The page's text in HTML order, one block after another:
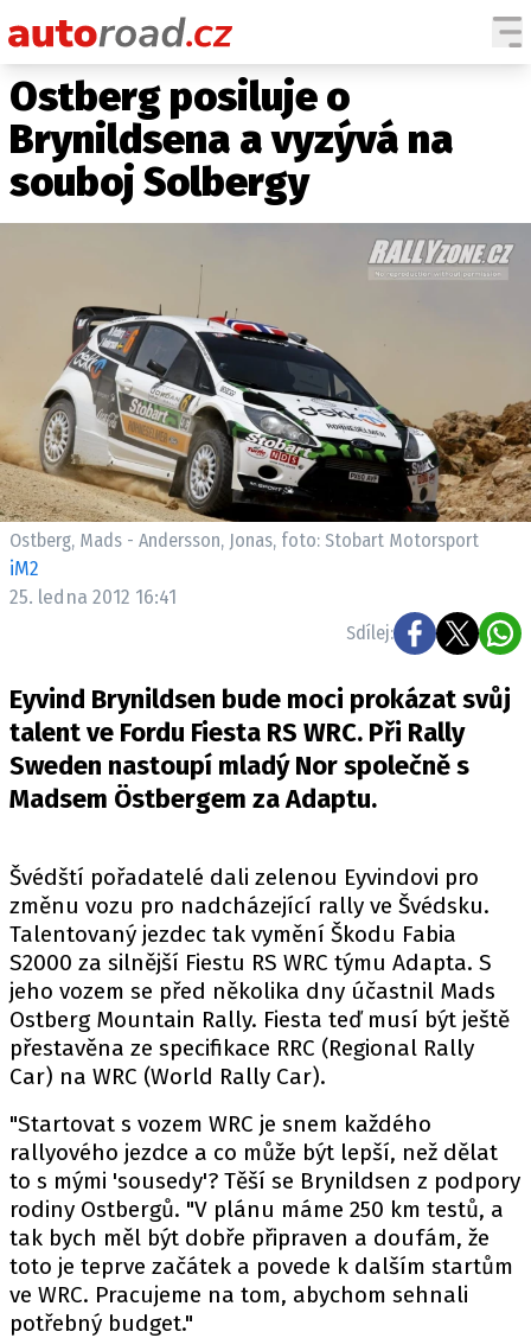
AUTA
TESTY AUT
NOVINKY
ZAJÍMAVOSTI
TECHNIKA
EKONOMIKA
ČESKÝ TRH
TUNING
PROFI
ELEKTRO
TESTY ELEKTROMOBILŮ
RALLY
OSTATNÍ
DAKAR
Z DOMOVA
ZE SVĚTA
MOTORSPORT
PIT LANE
FIA CEZ & POHÁRY
MEZINÁRODNÍ SCÉNA
SLEDUJTE NÁS NA|
Máte příběh, fotku nebo video?
Ostberg posiluje o
Brynildsena a vyzývá na
souboj Solbergy
Ostberg, Mads - Andersson, Jonas, foto: Stobart Motorsport
iM2
25. ledna 2012 16:41
Sdílej:
Eyvind Brynildsen bude moci prokázat svůj
talent ve Fordu Fiesta RS WRC. Při Rally
Sweden nastoupí mladý Nor společně s
Madsem Östbergem za Adaptu.
Švédští pořadatelé dali zelenou Eyvindovi pro
změnu vozu pro nadcházející rally ve Švédsku.
Talentovaný jezdec tak vymění Škodu Fabia
S2000 za silnější Fiestu RS WRC týmu Adapta. S
jeho vozem se před několika dny účastnil Mads
Ostberg Mountain Rally. Fiesta teď musí být ještě
přestavěna ze specifikace RRC (Regional Rally
Car) na WRC (World Rally Car).
"Startovat s vozem WRC je snem každého
rallyového jezdce a co může být lepší, než dělat
to s mými 'sousedy'? Těší se Brynildsen z podpory
rodiny Ostbergů. "V plánu máme 250 km testů, a
tak bych měl být dobře připraven a doufám, že
toto je teprve začátek a povede k dalším startům
ve WRC. Pracujeme na tom, abychom sehnali
potřebný budget."